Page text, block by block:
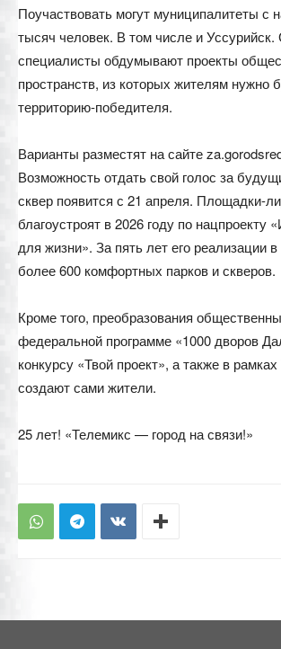
Поучаствовать могут муниципалитеты с
тысяч человек. В том числе и Уссурийск.
специалисты обдумывают проекты
пространств, из которых жителям нужно
территорию-победителя.
Варианты разместят на сайте
Возможность отдать свой голос за
сквер появится с 21 апреля. Площадки-
благоустроят в 2026 году по нацпроекту
для жизни». За пять лет его реализации
более 600 комфортных парков и скверов.
Кроме того, преобразования
федеральной программе «1000 дворов
конкурсу «Твой проект», а также в
создают сами жители.
25 лет! «Телемикс — город на связи!»